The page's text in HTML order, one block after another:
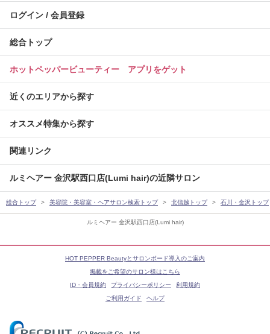
ルミヘアー 金沢駅西口店(Lumi hair)
ログイン / 会員登録
総合トップ
ホットペッパービューティー アプリをゲット
近くのエリアから探す
オススメ特集から探す
関連リンク
ルミヘアー 金沢駅西口店(Lumi hair)の近隣サロン
総合トップ 美容院・美容室・ヘアサロン検索トップ 北信越トップ 石川・金沢トップ
HOT PEPPER Beautyとサロンボード導入のご案内
掲載をご希望のサロン様はこちら
ID・会員規約
プライバシーポリシー
利用規約
ご利用ガイド
ヘルプ